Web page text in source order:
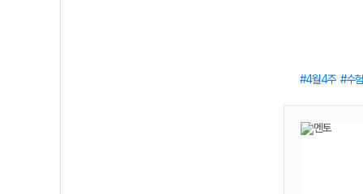
4월4주 수